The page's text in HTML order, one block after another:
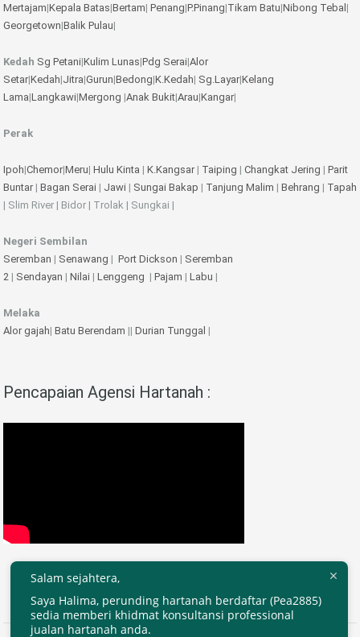
Mertajam|Kepala Batas|Bertam| Penang|P.Pinang|Tikam Batu|Nibong Tebal|
Georgetown|Balik Pulau|
Kedah Sg Petani|Kulim Lunas|Pdg Serai|Alor
Setar|Kedah|Jitra|Gurun|Bedong|K.Kedah| Sg.Layar|Kelang
Lama|Langkawi|Mergong |Anak Bukit|Arau|Kangar|
Perak
Ipoh|Chemor|Meru| Hulu Kinta | K.Kangsar| Taiping | Changkat Jering | Parit
Buntar| Bagan Serai | Jawi | Sungai Bakap | Tanjung Malim | Behrang | Tapah
| Slim River | Bidor | Trolak | Sungkai |
Negeri Sembilan
Seremban | Senawang | Port Dickson | Seremban
2 | Sendayan | Nilai | Lenggeng | Pajam | Labu |
Melaka
Alor gajah| Batu Berendam || Durian Tunggal |
Pencapaian Agensi Hartanah :
Salam sejahtera,
Saya Halima, perunding hartanah berdaftar (Pea2885)
sedia memberi khidmat konsultansi professional
jualan hartanah anda.